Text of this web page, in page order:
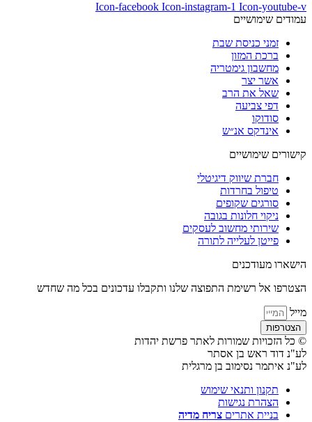
Icon-facebook Icon-instagram-1 Icon-youtube-v
עמודים שימושיים
זמני כניסת שבת
ברכת המזון
מחשבון גימטריה
אשר יצר
שאל את הרב
דפי צביעה
סודוקו
אינדקס אנ״ש
קישורים שימושיים
חברת שיווק דיגיטלי
טיפול בחרדות
סורגים שקופים
ניקוי חלונות בגובה
שירותי מחשוב לעסקים
פייטן לעלייה לתורה
הישארו מעודכנים
הצטרפו אל רשימת התפוצה שלנו ותקבלו עדכונים בכל מה שחדש
מייל
הצטרפות
© כל הזכויות שמורות לאתר פרשת יהדות
לע"נ דוד ראש בן אסתר
לע"נ איתמר נסימוב בן מרגלית
תקנון ותנאי שימוש
הצהרת נגישות
בניית אתרים צריח מדיה